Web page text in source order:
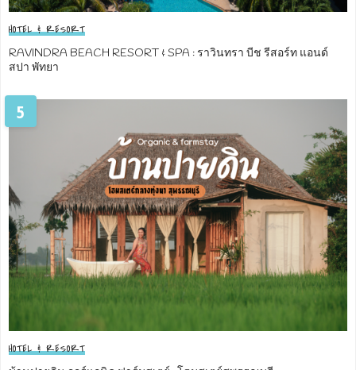
HOTEL & RESORT
RAVINDRA BEACH RESORT & SPA : ราวินทรา บีช รีสอร์ท แอนด์
สปา พัทยา
5
HOTEL & RESORT